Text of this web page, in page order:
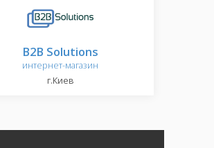
B2B Solutions
интернет-магазин
г.Киев